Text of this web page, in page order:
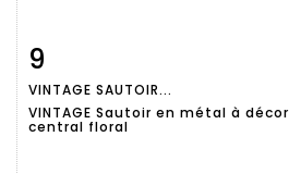
détaillée
9
VINTAGE SAUTOIR...
VINTAGE Sautoir en métal à décor
central floral